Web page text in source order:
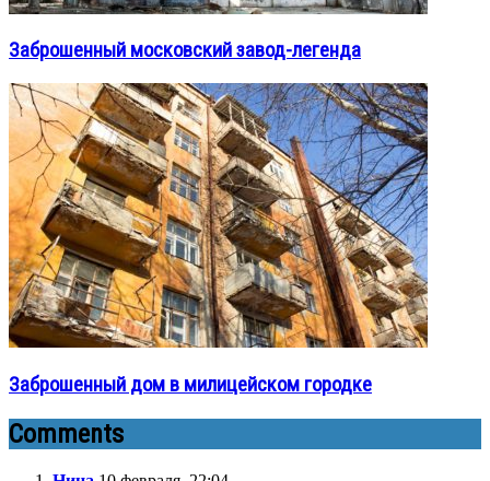
Заброшенный московский завод-легенда
Заброшенный дом в милицейском городке
Comments